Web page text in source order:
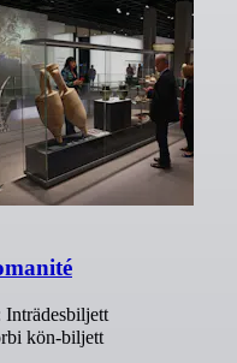
Inträdesbiljett
kön-biljett